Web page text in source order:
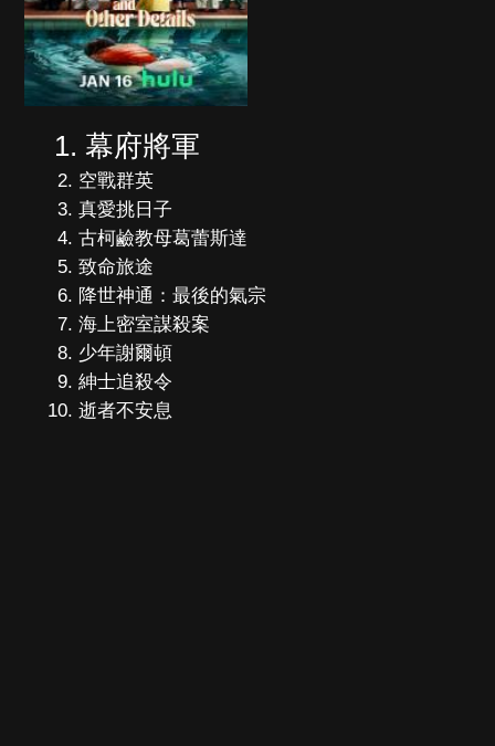
幕府將軍
空戰群英
真愛挑日子
古柯鹼教母葛蕾斯達
致命旅途
降世神通：最後的氣宗
海上密室謀殺案
少年謝爾頓
紳士追殺令
逝者不安息